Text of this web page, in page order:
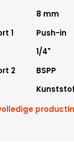
8 mm
1
Push-in
1/4"
2
BSPP
Kunststof